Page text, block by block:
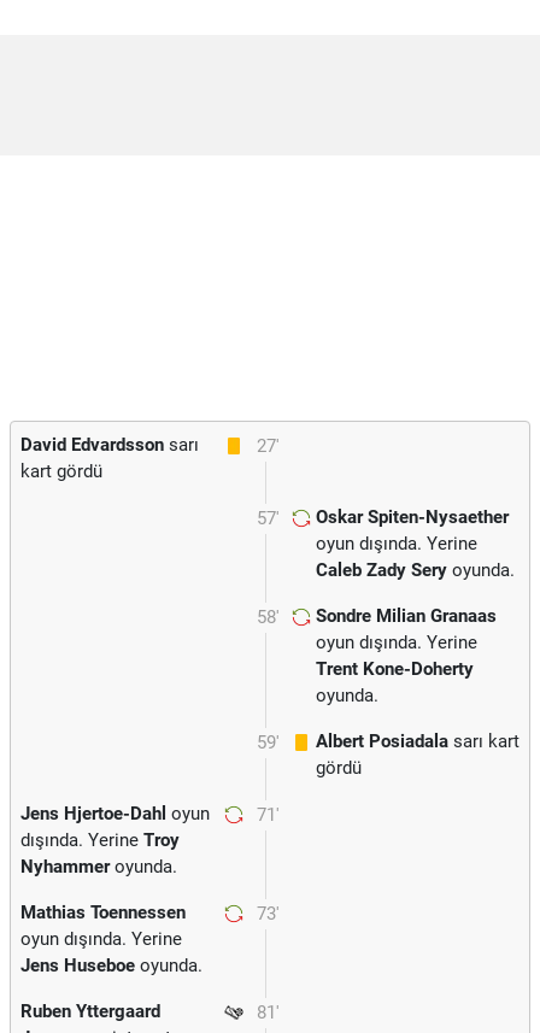
27'
David Edvardsson sarı
kart gördü
57'
Oskar Spiten-Nysaether
oyun dışında. Yerine
Caleb Zady Sery oyunda.
58'
Sondre Milian Granaas
oyun dışında. Yerine
Trent Kone-Doherty
oyunda.
59' Albert Posiadala sarı kart
gördü
71'
Jens Hjertoe-Dahl oyun
dışında. Yerine Troy
Nyhammeroyunda.
73'
Mathias Toennessen
oyun dışında. Yerine
Jens Huseboe oyunda.
81'
Ruben Yttergaard